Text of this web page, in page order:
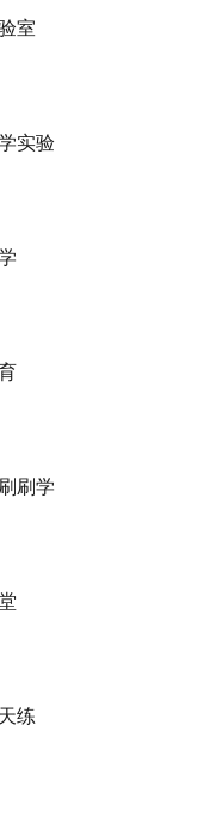
室
实验
刷学
练